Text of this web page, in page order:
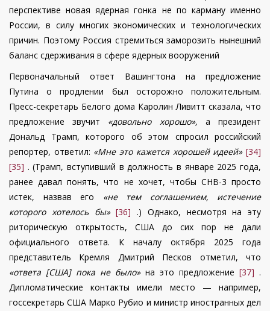
перспективе новая ядерная гонка не по карману именно
России, в силу многих экономических и технологических
причин. Поэтому Россия стремиться заморозить нынешний
баланс сдерживания в сфере ядерных вооружений
Первоначальный ответ Вашингтона на предложение
Путина о продлении был осторожно положительным.
Пресс-секретарь Белого дома Каролин Ливитт сказала, что
предложение звучит «довольно хорошо», а президент
Дональд Трамп, которого об этом спросил российский
репортер, ответил: «Мне это кажется хорошей идеей»[34]
[35] . (Трамп, вступивший в должность в январе 2025 года,
ранее давал понять, что не хочет, чтобы СНВ-3 просто
истек, назвав его «не тем соглашением, истечение
которого хотелось бы»[36] .) Однако, несмотря на эту
риторическую открытость, США до сих пор не дали
официального ответа. К началу октября 2025 года
представитель Кремля Дмитрий Песков отметил, что
«ответа [США] пока не было» на это предложение [37] .
Дипломатические контакты имели место — например,
госсекретарь США Марко Рубио и министр иностранных дел